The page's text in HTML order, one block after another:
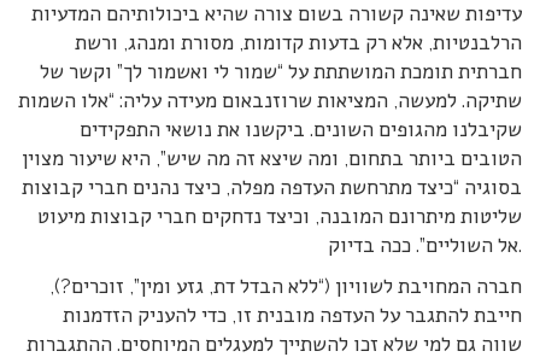
עדיפות שאינה קשורה בשום צורה שהיא ביכולותיהם המדעיות
הרלבנטיות, אלא רק בדעות קדומות, מסורת ומנהג, ורשת
חברתית תומכת המושתתת על “שמור לי ואשמור לך” וקשר של
שתיקה. למעשה, המציאות שרוזנבאום מעידה עליה: “אלו השמות
שקיבלנו מהגופים השונים. ביקשנו את נושאי התפקידים
הטובים ביותר בתחום, ומה שיצא זה מה שיש”, היא שיעור מצוין
בסוגיה “כיצד מתרחשת העדפה מפלה, כיצד נהנים חברי קבוצות
שליטות מיתרונם המובנה, וכיצד נדחקים חברי קבוצות מיעוט
אל השוליים”. ככה בדיוק.
חברה המחויבת לשוויון (“ללא הבדל דת, גזע ומין”, זוכרים?),
חייבת להתגבר על העדפה מובנית זו, כדי להעניק הזדמנות
שווה גם למי שלא זכו להשתייך למעגלים המיוחסים. ההתגברות